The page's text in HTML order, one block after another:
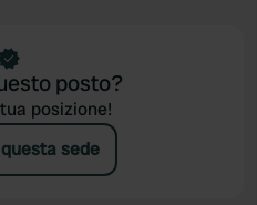
posto?
posizione!
sede